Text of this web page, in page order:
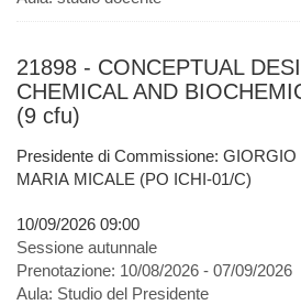
21898 - CONCEPTUAL
CHEMICAL AND
(9 cfu)
Presidente di Commissione:
MARIA MICALE (PO ICHI-01/C)
10/09/2026 09:00
Sessione autunnale
Prenotazione: 10/08/2026 - 07/09/2026
Aula: Studio del Presidente